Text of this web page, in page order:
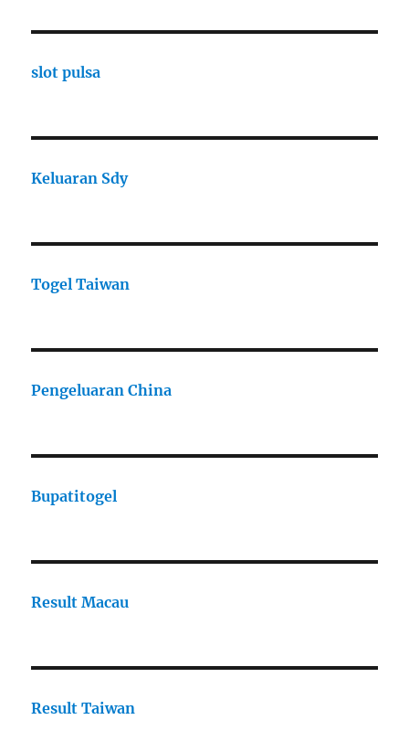
slot pulsa
Keluaran Sdy
Togel Taiwan
Pengeluaran China
Bupatitogel
Result Macau
Result Taiwan